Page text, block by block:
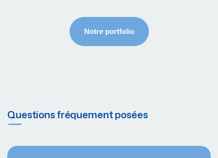
Questions fréquement posées